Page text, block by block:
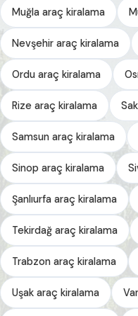
Muğla araç kiralama
Nevşehir araç kiralama
Ordu araç kiralama
Rize araç kiralama
Samsun araç kiralama
Sinop araç kiralama
Şanlıurfa araç kiralama
Tekirdağ araç kiralama
Trabzon araç kiralama
Uşak araç kiralama